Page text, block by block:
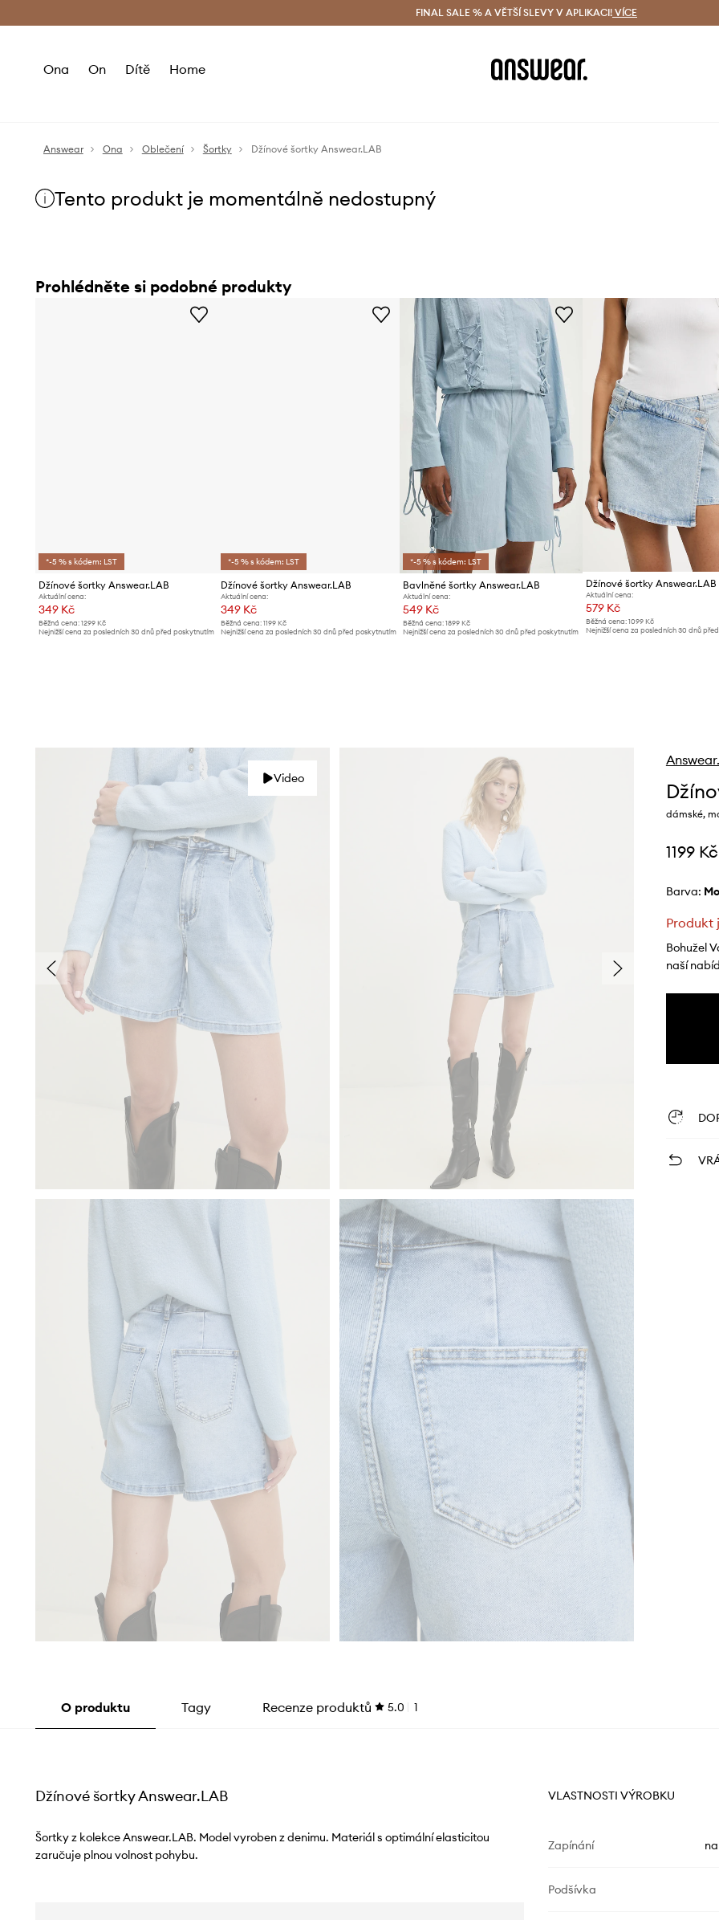
Doručení a vrácení zdarma (od 1800 Kč) Doručení i do 24 h
FINAL SALE % A VĚTŠÍ SLEVY V APLIKACI! VÍCE
Ona On Dítě Home
Answear Ona Oblečení Šortky Džínové šortky Answear.LAB
Tento produkt je momentálně nedostupný
Prohlédněte si podobné produkty
*-5 % s kódem: LST
Džínové šortky Answear.LAB
Aktuální cena:
349 Kč
Běžná cena: 1299 Kč
Nejnižší cena za posledních 30 dnů před poskytnutím
*-5 % s kódem: LST
Džínové šortky Answear.LAB
Aktuální cena:
349 Kč
Běžná cena:1199 Kč
Nejnižší cena za posledních 30 dnů před poskytnutím
*-5 % s kódem: LST
Bavlněné šortky Answear.LAB
Aktuální cena:
549 Kč
Běžná cena: 1899 Kč
Nejnižší cena za posledních 30 dnů před poskytnutím
Džínové šortky Answear.LAB
Aktuální cena:
579 Kč
Běžná cena: 1099 Kč
Nejnižší cena za posledních 30 dnů
Video
dámské,
1199 Kč
Barva:
Produkt
Bohužel
naší
O produktu Tagy Recenze produktů 5.0 1
Džínové šortky Answear.LAB
Šortky z kolekce Answear.LAB. Model vyroben z denimu. Materiál s optimální elasticitou
zaručuje plnou volnost pohybu.
VLASTNOSTI VÝROBKU
Zapínání
Podšívka